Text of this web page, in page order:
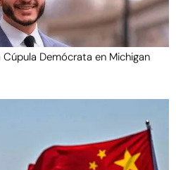
Demócrata en Michigan